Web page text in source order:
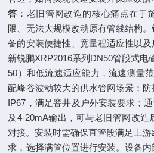
答 ：老旧管网改造的核心痛点在于
限、无法大规模改动原有管线结构
备的安装便捷性、宽量程适应性以
新锐鹏XRP2016系列DN50管段式电
50）和低流速适应能力，流速测量
配峰谷波动较大的供水管网场景；
IP67，满足窨井及户外安装要求；
及4-20mA输出，可与老旧管网改
对接。安装时需确保直管段满足上
求，选择满管位置进行安装。设备